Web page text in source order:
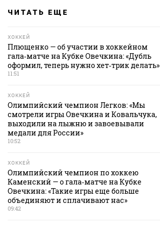
ЧИТАТЬ ЕЩЕ
ХОККЕЙ
Плющенко — об участии в хоккейном
гала‑матче на Кубке Овечкина: «Дубль
оформил, теперь нужно хет‑трик делать»
11:51
ХОККЕЙ
Олимпийский чемпион Легков: «Мы
смотрели игры Овечкина и Ковальчука,
выходили на лыжню и завоевывали
медали для России»
10:52
ХОККЕЙ
Олимпийский чемпион по хоккею
Каменский — о гала‑матче на Кубке
Овечкина: «Такие игры еще больше
объединяют и сплачивают нас»
09:42